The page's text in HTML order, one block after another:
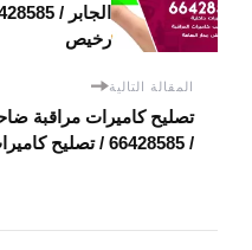
رخيص
المقالة التالية
تصليح كاميرات مراقبة
/ 66428585 / تصليح كاميرات مراقبة